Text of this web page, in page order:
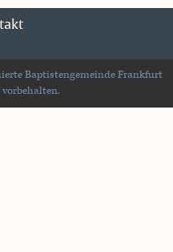
Baptistengemeinde Frankfurt
vorbehalten.